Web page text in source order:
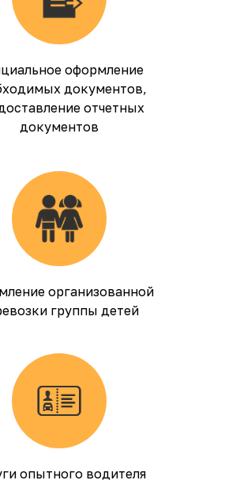
оформление
документов,
отчетных
документов
организованной
группы детей
опытного водителя